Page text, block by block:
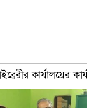
কার্যালয়ের